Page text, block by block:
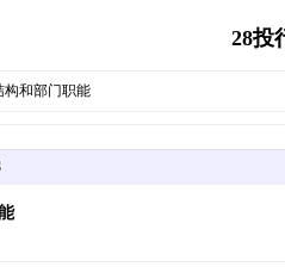
28投
和部门职能